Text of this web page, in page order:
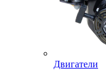
Двигатели